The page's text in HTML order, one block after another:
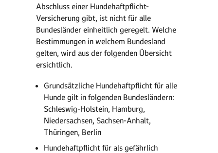
Abschluss einer Hundehaftpflicht-
Versicherung gibt, ist nicht für alle
Bundesländer einheitlich geregelt. Welche
Bestimmungen in welchem Bundesland
gelten, wird aus der folgenden Übersicht
ersichtlich.
Grundsätzliche Hundehaftpflicht für alle
Hunde gilt in folgenden Bundesländern:
Schleswig-Holstein, Hamburg,
Niedersachsen, Sachsen-Anhalt,
Thüringen, Berlin
Hundehaftpflicht für als gefährlich